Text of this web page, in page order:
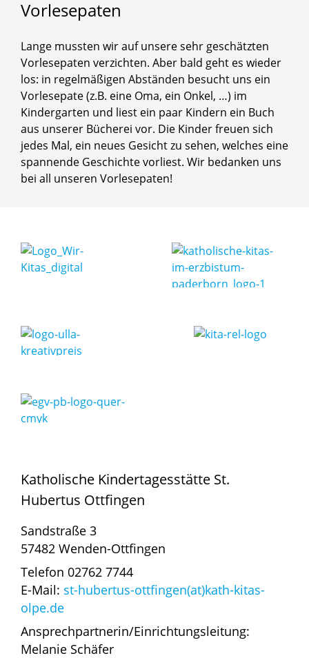
Vorlesepaten
Lange mussten wir auf unsere sehr geschätzten
Vorlesepaten verzichten. Aber bald geht es wieder
los: in regelmäßigen Abständen besucht uns ein
Vorlesepate (z.B. eine Oma, ein Onkel, …) im
Kindergarten und liest ein paar Kindern ein Buch
aus unserer Bücherei vor. Die Kinder freuen sich
jedes Mal, ein neues Gesicht zu sehen, welches eine
spannende Geschichte vorliest. Wir bedanken uns
bei all unseren Vorlesepaten!
Katholische Kindertagesstätte St.
Hubertus Ottfingen
Sandstraße 3
57482 Wenden-Ottfingen
Telefon 02762 7744
E-Mail: st-hubertus-ottfingen(at)kath-kitas-
olpe.de
Ansprechpartnerin/Einrichtungsleitung:
Melanie Schäfer